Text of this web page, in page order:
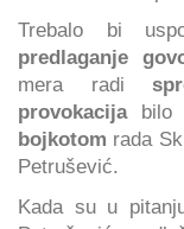
Trebalo bi
predlaganje
mera radi
provokacija
bojkotom rada
Petrušević.
Kada su u